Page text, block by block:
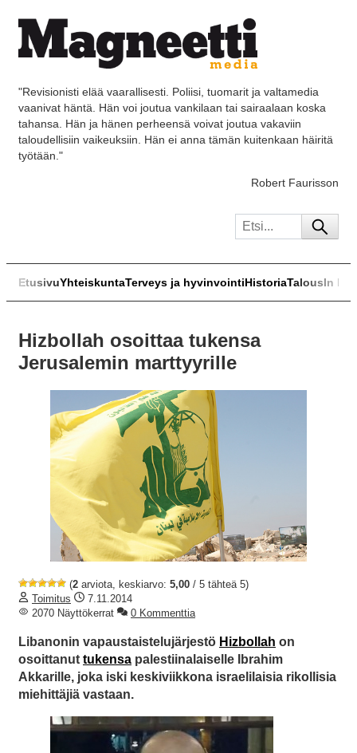
"Revisionisti elää vaarallisesti. Poliisi, tuomarit ja valtamedia
vaanivat häntä. Hän voi joutua vankilaan tai sairaalaan koska
tahansa. Hän ja hänen perheensä voivat joutua vakaviin
taloudellisiin vaikeuksiin. Hän ei anna tämän kuitenkaan häiritä
työtään."
Robert Faurisson
EtusivuYhteiskuntaTerveys ja hyvinvointiHistoriaTalousIn
Hizbollah osoittaa tukensa
Jerusalemin marttyyrille
(2 arviota, keskiarvo: 5,00 / 5 tähteä 5)
Toimitus
7.11.2014
2070 Näyttökerrat
0 Kommenttia
Libanonin vapaustaistelujärjestö Hizbollah on
osoittanut tukensa palestiinalaiselle Ibrahim
Akkarille, joka iski keskiviikkona israelilaisia rikollisia
miehittäjiä vastaan.